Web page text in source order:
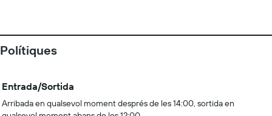
Polítiques
Entrada/Sortida
Arribada en qualsevol moment després de les 14:00, sortida en